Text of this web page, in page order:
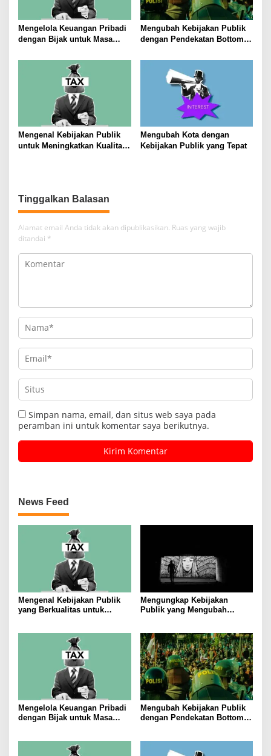
Mengelola Keuangan Pribadi
dengan Bijak untuk Masa
Mengubah Kebijakan Publik
dengan Pendekatan Bottom-
Mengenal Kebijakan Publik
untuk Meningkatkan Kualitas
Mengubah Kota dengan
Kebijakan Publik yang Tepat
Tinggalkan Balasan
Alamat email Anda tidak akan dipublikasikan. Ruas yang wajib
ditandai *
Simpan nama, email, dan situs web saya pada
peramban ini untuk komentar saya berikutnya.
News Feed
Mengenal Kebijakan Publik
yang Berkualitas untuk
Mengungkap Kebijakan
Publik yang Mengubah
Mengelola Keuangan Pribadi
dengan Bijak untuk Masa
Mengubah Kebijakan Publik
dengan Pendekatan Bottom-